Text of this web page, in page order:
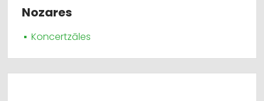
Nozares
Koncertzāles